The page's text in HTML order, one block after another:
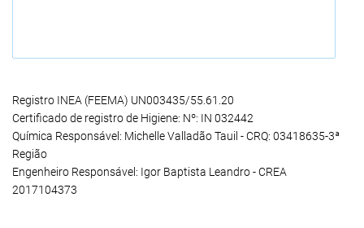
Registro INEA (FEEMA) UN003435/55.61.20
Certificado de registro de Higiene: Nº: IN 032442
Química Responsável: Michelle Valladão Tauil - CRQ: 03418635-3ª
Região
Engenheiro Responsável: Igor Baptista Leandro - CREA
2017104373